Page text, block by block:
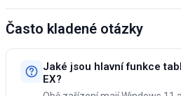
Často kladené otázky
Jaké jsou hlavní funkce
EX?